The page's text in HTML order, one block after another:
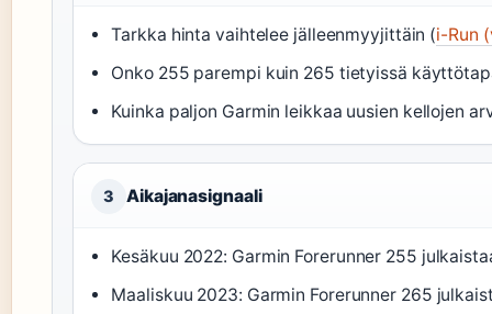
Tarkka hinta vaihtelee jälleenmyyjittäin (i-Run
Onko 255 parempi kuin 265 tietyissä
Kuinka paljon Garmin leikkaa uusien kellojen
3 Aikajanasignaali
Kesäkuu 2022: Garmin Forerunner 255
Maaliskuu 2023: Garmin Forerunner 265